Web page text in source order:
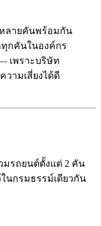
หลายคันพร้อมกัน
กคันในองค์กร
เพราะบริษัท
วามเสี่ยงได้ดี
รถยนต์ตั้งแต่ 2 คัน
นกรมธรรม์เดียวกัน